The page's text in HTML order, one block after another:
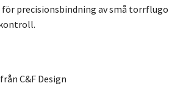
för precisionsbindning av små
från C&F Design